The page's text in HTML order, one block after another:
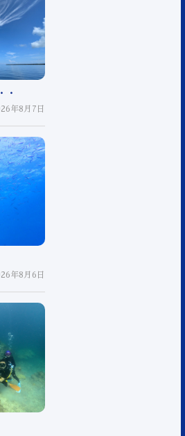
・
年8月7日
年8月6日